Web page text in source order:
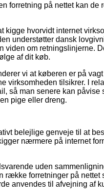
forretning på nettet kan
kigge hvorvidt internet
understøtter dansk
viden om retningslinjerne.
af dit køb.
vi at køberen er på
virksomheden tilsikrer. I
så man senere kan
pige eller dreng.
belejlige genveje til at
nærmere på internet
uden
række forretninger på
anvendes til afvejning af